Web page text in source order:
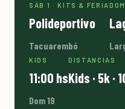
SÁB 1 · KITS & FERIA
Polideportivo
Tacuarembó
KIDS
11:00 hs
Dom 19
DISTANCIAS
Kids · 5k ·